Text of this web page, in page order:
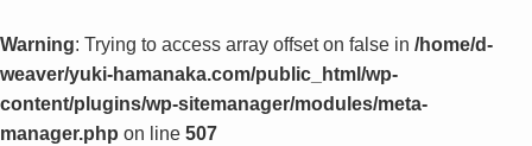
Warning: Trying to access array offset on false in /home/d-
weaver/yuki-hamanaka.com/public_html/wp-
content/plugins/wp-sitemanager/modules/meta-
manager.php on line 507